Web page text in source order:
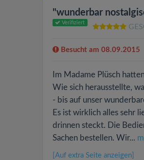
"wunderbar
Verifiziert
Besucht am 08.09.2015
Im Madame Plüsch
Wie sich herausstellte,
- bis auf unser
Es ist wirklich alles sehr
drinnen steckt. Die
Sachen bestellen. Wir...
[Auf extra Seite anzeigen]